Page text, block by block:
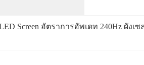
Screen อัตราการอัพเดท 240Hz ผังเซ